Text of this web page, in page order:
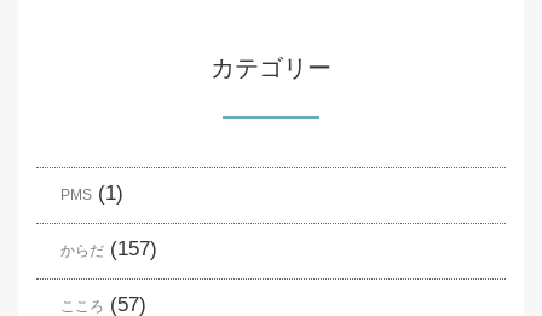
カテゴリー
PMS (1)
からだ (157)
こころ (57)